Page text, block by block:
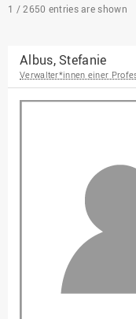
eLearning
EU-Büro
Fakultät
und Informatik
Fakultät Management,
Kultur und Technik
Fakultät Wirtschafts-
Sozialwissenschaften
Finanzen
1 / 2650 entries are shown
Albus, Stefanie
Verwalter*innen einer